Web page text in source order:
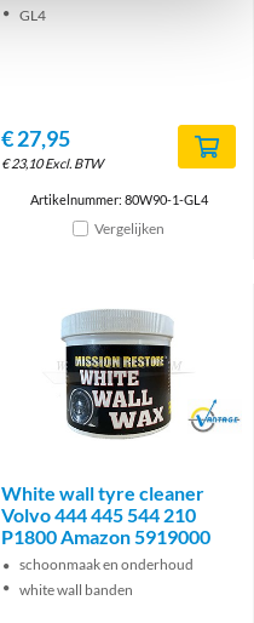
GL4
€27,95
€23,10 Excl. BTW
Artikelnummer: 80W90-1-GL4
Vergelijken
Brand
White wall tyre cleaner
Volvo 444 445 544 210
P1800 Amazon 5919000
schoonmaak en onderhoud
white wall banden